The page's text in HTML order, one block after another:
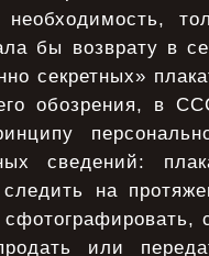
необходимость,
бы возврату в
секретных»
обозрения, в
сведений:
на
сфотографировать,
или